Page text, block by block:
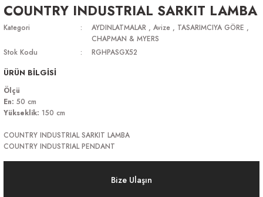
COUNTRY INDUSTRIAL SARKIT LAMBA
Kategori AYDINLATMALAR , Avize , TASARIMCIYA GÖRE ,
CHAPMAN & MYERS
Stok Kodu
RGHPASGX52
ÜRÜN BİLGİSİ
Ölçü
En: 50 cm
Yükseklik: 150 cm
COUNTRY INDUSTRIAL SARKIT LAMBA
COUNTRY INDUSTRIAL PENDANT
Bize Ulaşın